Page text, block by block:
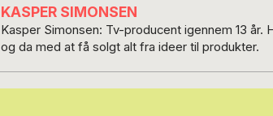
KASPER SIMONSEN
Kasper Simonsen: Tv-producent igennem 13
og da med at få solgt alt fra ideer til produkter.